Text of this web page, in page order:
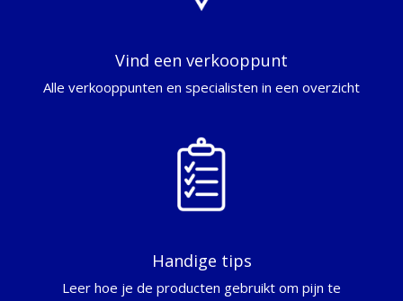
Vind een verkooppunt
Alle verkooppunten en specialisten in een overzicht
Handige tips
Leer hoe je de producten gebruikt om pijn te